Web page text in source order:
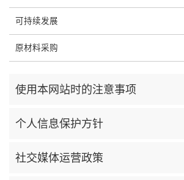
可持续发展
原材料采购
使用本网站时的注意事项
个人信息保护方针
社交媒体运营政策